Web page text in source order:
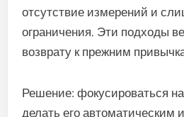
отсутствие измерений и
ограничения. Эти подходы
возврату к прежним
Решение: фокусироваться
делать его автоматическим